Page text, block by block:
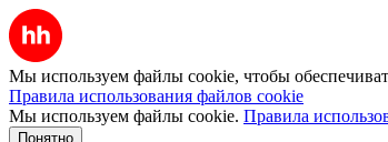
Мы используем файлы cookie, чтобы
Правила использования файлов cookie
Мы используем файлы cookie. Правила
Понятно